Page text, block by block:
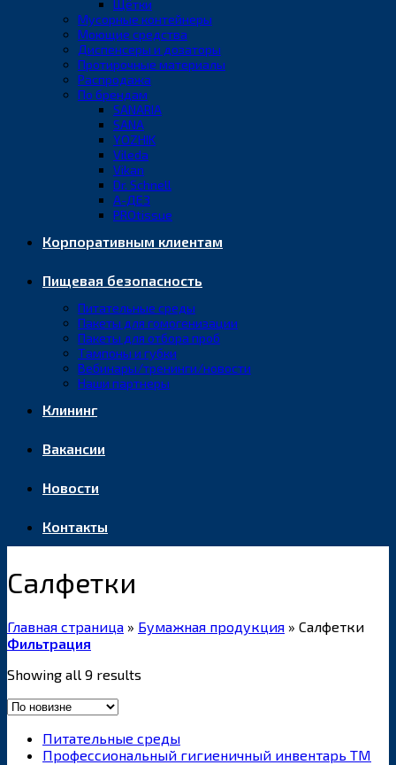
Щётки
Мусорные контейнеры
Моющие средства
Диспенсеры и дозаторы
Протирочные материалы
Распродажа
По брендам
SANARIA
SANA
YOZHIK
Vileda
Vikan
Dr. Schnell
А-ДЕЗ
PROtissue
Корпоративным клиентам
Пищевая безопасность
Питательные среды
Пакеты для гомогенизации
Пакеты для отбора проб
Тампоны и губки
Вебинары/тренинги/новости
Наши партнеры
Клининг
Вакансии
Новости
Контакты
Салфетки
Главная страница » Бумажная продукция » Салфетки
Фильтрация
Showing all 9 results
Питательные среды
Профессиональный гигиеничный инвентарь ТМ